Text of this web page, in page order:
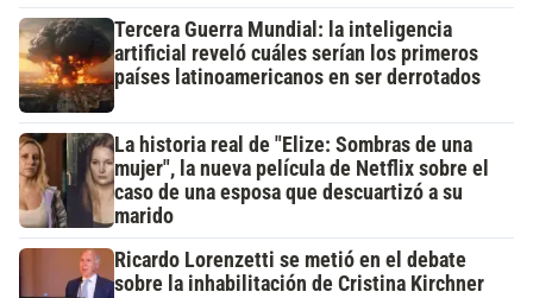
Tercera Guerra Mundial: la inteligencia
artificial reveló cuáles serían los primeros
países latinoamericanos en ser derrotados
La historia real de "Elize: Sombras de una
mujer", la nueva película de Netflix sobre el
caso de una esposa que descuartizó a su
marido
Ricardo Lorenzetti se metió en el debate
sobre la inhabilitación de Cristina Kirchner